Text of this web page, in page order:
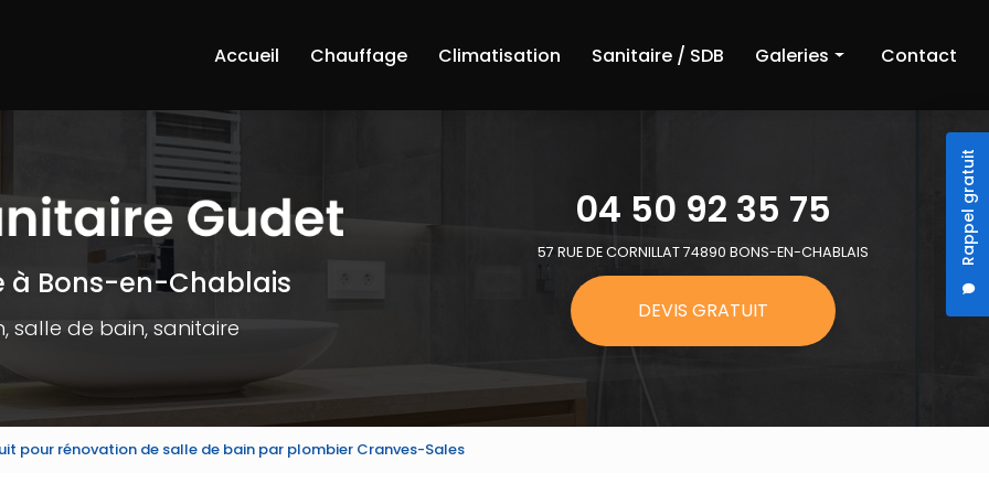
Rappel gratuit
Accueil
Chauffage Climatisation Sanitaire / SDB Galeries
Sanitaire et salle de bain
Contact
à Bons-en-Chablais
salle de bain, sanitaire
04 50 92 35 75
57 RUE DE CORNILLAT 74890 BONS-EN-CHABLAIS
DEVIS GRATUIT
pour rénovation de salle de bain par plombier Cranves-Sales